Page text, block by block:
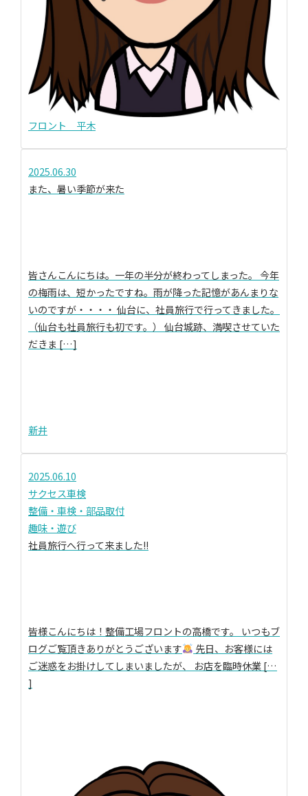
フロント 平木
2025.06.30
また、暑い季節が来た
皆さんこんにちは。一年の半分が終わってしまった。 今年
の梅雨は、短かったですね。雨が降った記憶があんまりな
いのですが・・・・ 仙台に、社員旅行で行ってきました。
（仙台も社員旅行も初です。） 仙台城跡、満喫させていた
だきま […]
新井
2025.06.10
サクセス車検
整備・車検・部品取付
趣味・遊び
社員旅行へ行って来ました!!
皆様こんにちは！整備工場フロントの高橋です。 いつもブ
ログご覧頂きありがとうございます
先日、お客様には
ご迷惑をお掛けしてしまいましたが、 お店を臨時休業 […
]